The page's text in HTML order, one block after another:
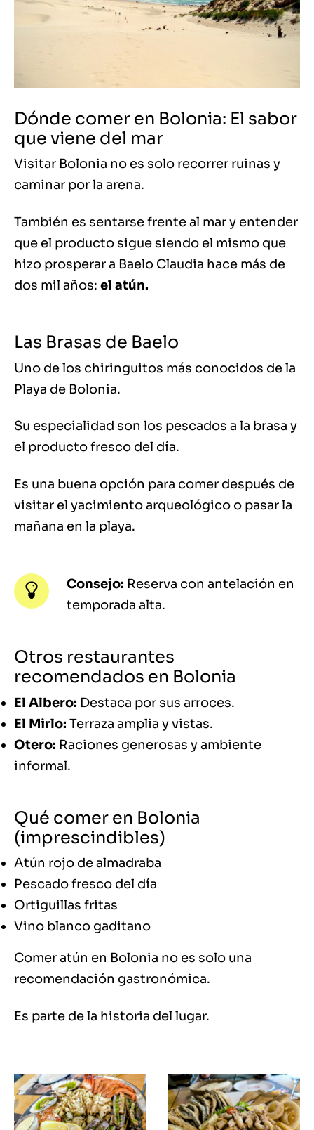
Dónde comer en Bolonia: El sabor
que viene del mar
Visitar Bolonia no es solo recorrer ruinas y
caminar por la arena.
También es sentarse frente al mar y entender
que el producto sigue siendo el mismo que
hizo prosperar a Baelo Claudia hace más de
dos mil años: el atún.
Las Brasas de Baelo
Uno de los chiringuitos más conocidos de la
Playa de Bolonia.
Su especialidad son los pescados a la brasa y
el producto fresco del día.
Es una buena opción para comer después de
visitar el yacimiento arqueológico o pasar la
mañana en la playa.
Consejo: Reserva con antelación en
temporada alta.
Otros restaurantes
recomendados en Bolonia
El Albero: Destaca por sus arroces.
El Mirlo: Terraza amplia y vistas.
Otero: Raciones generosas y ambiente
informal.
Qué comer en Bolonia
(imprescindibles)
Atún rojo de almadraba
Pescado fresco del día
Ortiguillas fritas
Vino blanco gaditano
Comer atún en Bolonia no es solo una
recomendación gastronómica.
Es parte de la historia del lugar.